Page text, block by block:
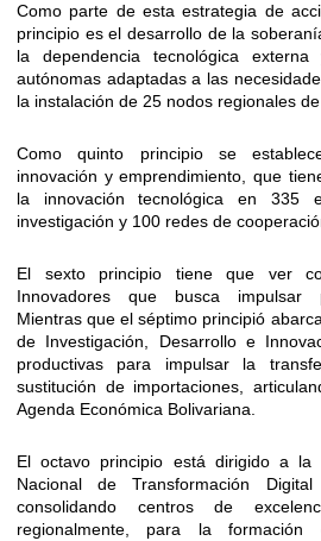
Como parte de esta estrategia de
principio es el desarrollo de la
la dependencia tecnológica
autónomas adaptadas a las
la instalación de 25 nodos regionales
Como quinto principio se
innovación y emprendimiento, que
la innovación tecnológica en 335
investigación y 100 redes de
El sexto principio tiene que ver
Innovadores que busca impulsar
Mientras que el séptimo principió
de Investigación, Desarrollo e
productivas para impulsar la
sustitución de importaciones,
Agenda Económica Bolivariana.
El octavo principio está dirigido a la
Nacional de Transformación
consolidando centros de
regionalmente, para la